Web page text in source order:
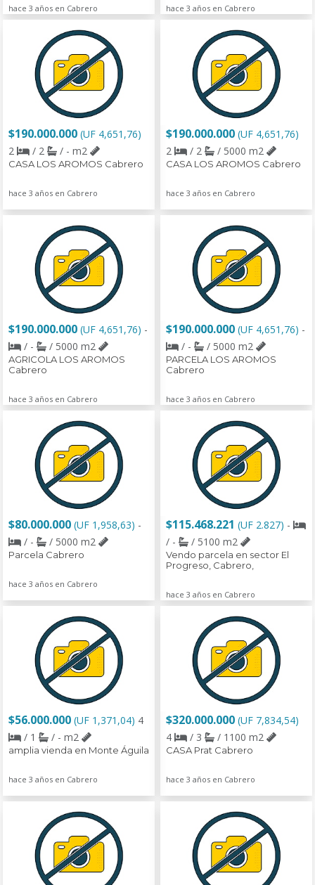
hace 3 años en Cabrero hace 3 años en Cabrero
$190.000.000 (UF 4,651,76)
2
/ 2 / - m2
CASA LOS AROMOS Cabrero
hace 3 años en Cabrero
$190.000.000 (UF 4,651,76)
2
/ 2 / 5000 m2
CASA LOS AROMOS Cabrero
hace 3 años en Cabrero
$190.000.000 (UF 4,651,76) -
/ -
/ 5000 m2
AGRICOLA LOS AROMOS
Cabrero
hace 3 años en Cabrero
$190.000.000 (UF 4,651,76) -
/ -
/ 5000 m2
PARCELA LOS AROMOS
Cabrero
hace 3 años en Cabrero
$80.000.000 (UF 1,958,63) -
/ -
/ 5000 m2
Parcela Cabrero
hace 3 años en Cabrero
$115.468.221 (UF 2.827) -
/ -
/ 5100 m2
Vendo parcela en sector El
Progreso, Cabrero,
hace 3 años en Cabrero
$56.000.000 (UF 1,371,04) 4
/ 1
/ - m2
amplia vienda en Monte Águila
hace 3 años en Cabrero
$320.000.000 (UF 7,834,54)
4
/ 3 / 1100 m2
CASA Prat Cabrero
hace 3 años en Cabrero